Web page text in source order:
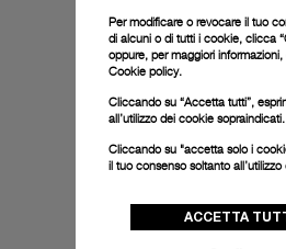
Per modificare o revocare il tuo
di alcuni o di tutti i cookie, clicca
oppure, per maggiori
Cookie policy.
Cliccando su “Accetta tutti”,
all’utilizzo dei cookie sopraindicati.
Cliccando su "accetta solo i
il tuo consenso soltanto
ACCETTA